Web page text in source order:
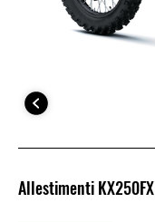
Allestimenti KX250FX